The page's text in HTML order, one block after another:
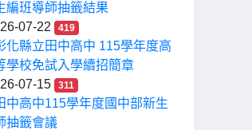
編班導師抽籤結果
07-22
419
化縣立田中高中 115學年度高
學校免試入學續招簡章
07-15
311
中高中115學年度國中部新生
抽籤會議